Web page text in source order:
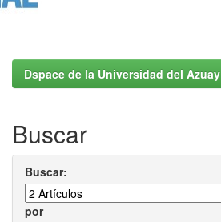
Dspace de la Universidad del Azuay
Buscar
Buscar:
por